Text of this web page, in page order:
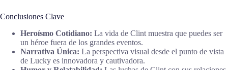
Conclusiones Clave
Heroísmo Cotidiano: La vida de Clint muestra que puedes ser
un héroe fuera de los grandes eventos.
Narrativa Única: La perspectiva visual desde el punto de vista
de Lucky es innovadora y cautivadora.